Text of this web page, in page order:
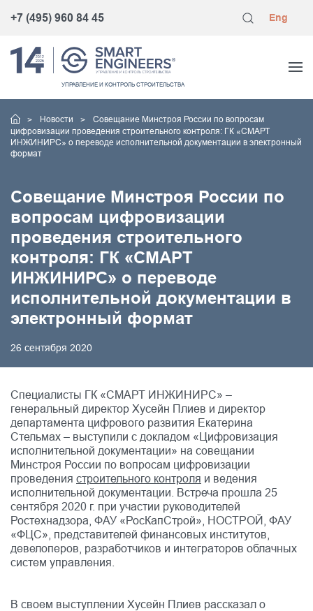
+7 (495) 960 84 45 Eng
УПРАВЛЕНИЕ И КОНТРОЛЬ СТРОИТЕЛЬСТВА
Новости
Совещание Минстроя России по вопросам
цифровизации проведения строительного контроля: ГК «СМАРТ
ИНЖИНИРС» о переводе исполнительной документации в электронный
формат
Совещание Минстроя России по
вопросам цифровизации
проведения строительного
контроля: ГК «СМАРТ
ИНЖИНИРС» о переводе
исполнительной документации в
электронный формат
26 сентября 2020
Специалисты ГК «СМАРТ ИНЖИНИРС» –
генеральный директор Хусейн Плиев и директор
департамента цифрового развития Екатерина
Стельмах – выступили с докладом «Цифровизация
исполнительной документации» на совещании
Минстроя России по вопросам цифровизации
проведения строительного контроля и ведения
исполнительной документации. Встреча прошла 25
сентября 2020 г. при участии руководителей
Ростехнадзора, ФАУ «РосКапСтрой», НОСТРОЙ, ФАУ
«ФЦС», представителей финансовых институтов,
девелоперов, разработчиков и интеграторов облачных
систем управления.
В своем выступлении Хусейн Плиев рассказал о